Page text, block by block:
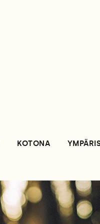
KOTONA